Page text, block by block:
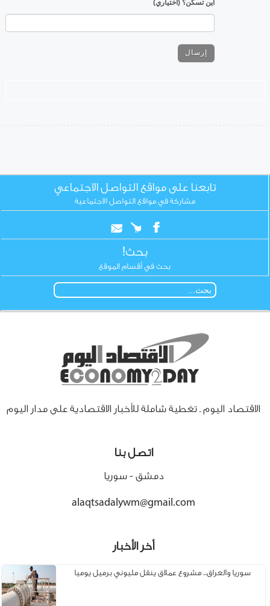
أين تسكن؟ (اختياري)
تابعنا على مواقع التواصل الاجتماعي
مشاركة في مواقع التواصل الاجتماعية
بحث!
بحث في أقسام الموقع
الاقتصاد اليوم ـ تغطية شاملة للأخبار الاقتصادية على مدار اليوم
اتصل بنا
دمشق - سوريا
alaqtsadalywm@gmail.com
أخر الأخبار
سوريا والعراق.. مشروع عملاق ينقل مليوني برميل يوميا